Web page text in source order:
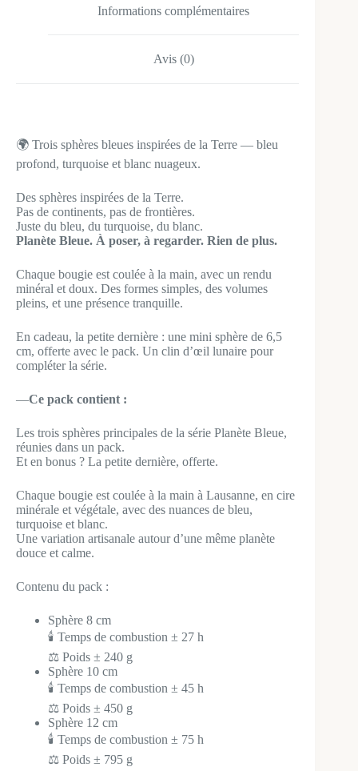
Informations complémentaires
Avis (0)
🌍 Trois sphères bleues inspirées de la Terre — bleu
profond, turquoise et blanc nuageux.
Des sphères inspirées de la Terre.
Pas de continents, pas de frontières.
Juste du bleu, du turquoise, du blanc.
Planète Bleue. À poser, à regarder. Rien de plus.
Chaque bougie est coulée à la main, avec un rendu
minéral et doux. Des formes simples, des volumes
pleins, et une présence tranquille.
En cadeau, la petite dernière : une mini sphère de 6,5
cm, offerte avec le pack. Un clin d’œil lunaire pour
compléter la série.
—Ce pack contient :
Les trois sphères principales de la série Planète Bleue,
réunies dans un pack.
Et en bonus ? La petite dernière, offerte.
Chaque bougie est coulée à la main à Lausanne, en cire
minérale et végétale, avec des nuances de bleu,
turquoise et blanc.
Une variation artisanale autour d’une même planète
douce et calme.
Contenu du pack :
Sphère 8 cm
🕯️ Temps de combustion ± 27 h
⚖️ Poids ± 240 g
Sphère 10 cm
🕯️ Temps de combustion ± 45 h
⚖️ Poids ± 450 g
Sphère 12 cm
🕯️ Temps de combustion ± 75 h
⚖️ Poids ± 795 g